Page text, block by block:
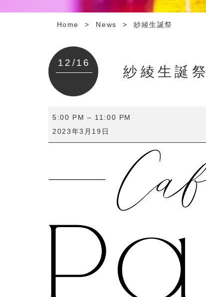
Home > News > 紗綾生誕祭
12/16
紗綾生誕祭
紗
綾
生
5:00 PM – 11:00 PM
2023年3月19日